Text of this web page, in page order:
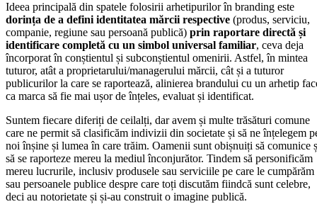
Ideea principală din spatele folosirii arhetipurilor în branding este
dorința de a defini identitatea mărcii respective (produs, serviciu,
companie, regiune sau persoană publică) prin raportare directă și
identificare completă cu un simbol universal familiar, ceva deja
încorporat în conștientul și subconștientul omenirii. Astfel, în mintea
tuturor, atât a proprietarului/managerului mărcii, cât și a tuturor
publicurilor la care se raportează, alinierea brandului cu un arhetip
ca marca să fie mai ușor de înțeles, evaluat și identificat.
Suntem fiecare diferiți de ceilalți, dar avem și multe trăsături comune
care ne permit să clasificăm indivizii din societate și să ne înțelegem
noi înșine și lumea în care trăim. Oamenii sunt obișnuiți să comunice
să se raporteze mereu la mediul înconjurător. Tindem să personificăm
mereu lucrurile, inclusiv produsele sau serviciile pe care le cumpărăm
sau persoanele publice despre care toți discutăm fiindcă sunt celebre,
deci au notorietate și și-au construit o imagine publică.